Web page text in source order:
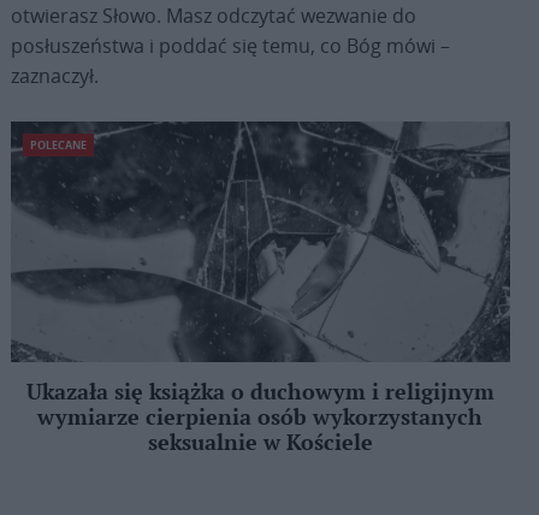
otwierasz Słowo. Masz odczytać wezwanie do
posłuszeństwa i poddać się temu, co Bóg mówi –
zaznaczył.
POLECANE
Ukazała się książka o duchowym i religijnym
wymiarze cierpienia osób wykorzystanych
seksualnie w Kościele